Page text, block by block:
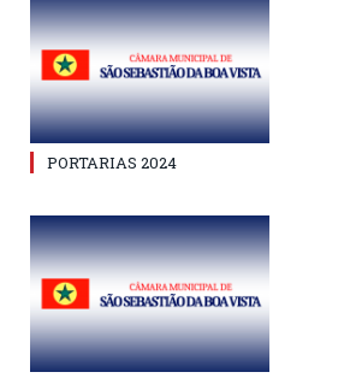
PORTARIAS 2024